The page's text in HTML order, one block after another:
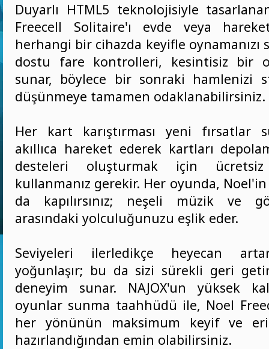
Duyarlı HTML5 teknolojisiyle
Freecell Solitaire'ı evde veya
herhangi bir cihazda keyifle oynamanızı
dostu fare kontrolleri, kesintisiz bir
sunar, böylece bir sonraki hamlenizi
düşünmeye tamamen odaklanabilirsiniz.
Her kart karıştırması yeni fırsatlar
akıllıca hareket ederek kartları
desteleri oluşturmak için ücretsiz
kullanmanız gerekir. Her oyunda,
da kapılırsınız; neşeli müzik ve
arasındaki yolculuğunuzu eşlik eder.
Seviyeleri ilerledikçe heyecan
yoğunlaşır; bu da sizi sürekli geri
deneyim sunar. NAJOX'un yüksek
oyunlar sunma taahhüdü ile, Noel
her yönünün maksimum keyif ve
hazırlandığından emin olabilirsiniz.